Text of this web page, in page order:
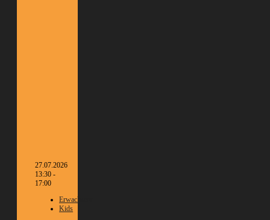
27.07.2026
13:30 -
17:00
Erwachsene
Kids